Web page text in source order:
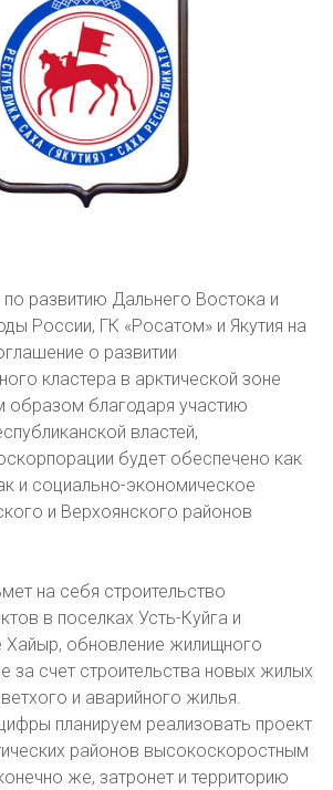
развитию Дальнего Востока и
России, ГК «Росатом» и Якутия на
о развитии
кластера в арктической зоне
образом благодаря участию
властей,
будет обеспечено как
и социально-экономическое
и Верхоянского районов
на себя строительство
в поселках Усть-Куйга и
Хайыр, обновление жилищного
за счет строительства новых жилых
и аварийного жилья.
планируем реализовать проект
районов высокоскоростным
же, затронет и территорию